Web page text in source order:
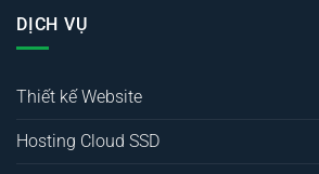
DỊCH VỤ
Thiết kế Website
Hosting Cloud SSD